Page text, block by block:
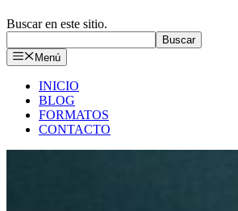
Buscar en este sitio.
Buscar
Menú
INICIO
BLOG
FORMATOS
CONTACTO